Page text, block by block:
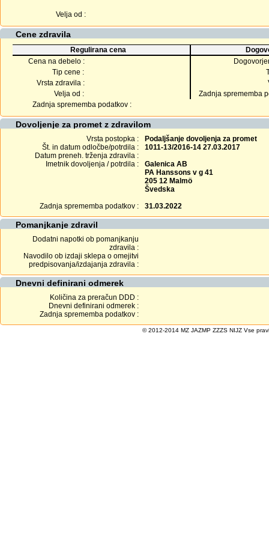
Velja od :
Cene zdravila
Regulirana cena
Cena na debelo :
Tip cene :
Vrsta zdravila :
Velja od :
Zadnja sprememba
Zadnja sprememba podatkov :
Dovoljenje za promet z zdravilom
Vrsta postopka :
Podaljšanje dovoljenja za promet
Št. in datum odločbe/potrdila :
1011-13/2016-14 27.03.2017
Datum preneh. trženja zdravila :
Imetnik dovoljenja / potrdila :
Galenica AB
PA Hanssons v g 41
205 12 Malmö
Švedska
Zadnja sprememba podatkov :
31.03.2022
Pomanjkanje zdravil
Dodatni napotki ob pomanjkanju
zdravila :
Navodilo ob izdaji sklepa o omejitvi
predpisovanja/izdajanja zdravila :
Dnevni definirani odmerek
Količina za preračun DDD :
Dnevni definirani odmerek :
Zadnja sprememba podatkov :
© 2012-2014 MZ JAZMP ZZZS NIJZ Vse